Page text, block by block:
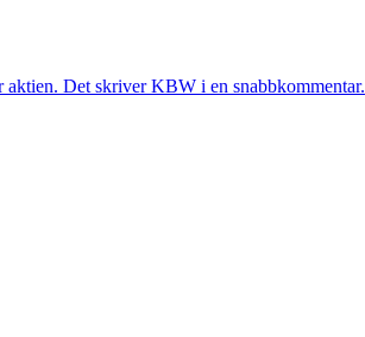
Det skriver KBW i en snabbkommentar.